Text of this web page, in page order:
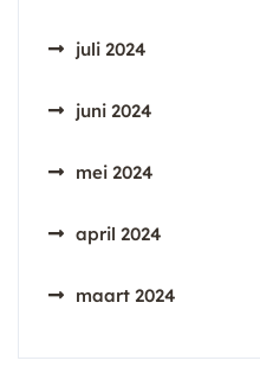
juli 2024
juni 2024
mei 2024
april 2024
maart 2024